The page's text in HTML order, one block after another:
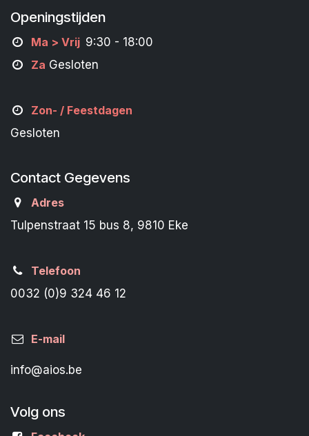
Openingstijden
Ma > Vrij 9:30 - 18:00
Za Gesloten
Zon- / Feestdagen
Gesloten
Contact Gegevens
Adres
Tulpenstraat 15 bus 8, 9810 Eke
Telefoon
0032 (0)9 324 46 12
E-mail
info@aios.be
Volg ons